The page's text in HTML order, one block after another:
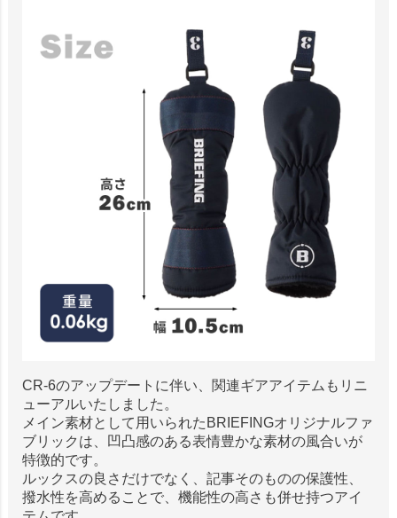
CR-6のアップデートに伴い、関連ギアアイテムもリニ
ューアルいたしました。
メイン素材として用いられたBRIEFINGオリジナルファ
ブリックは、凹凸感のある表情豊かな素材の風合いが
特徴的です。
ルックスの良さだけでなく、記事そのものの保護性、
撥水性を高めることで、機能性の高さも併せ持つアイ